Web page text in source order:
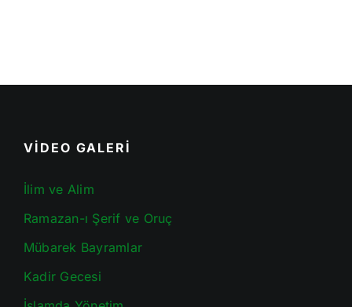
VİDEO GALERİ
İlim ve Alim
Ramazan-ı Şerif ve Oruç
Mübarek Bayramlar
Kadir Gecesi